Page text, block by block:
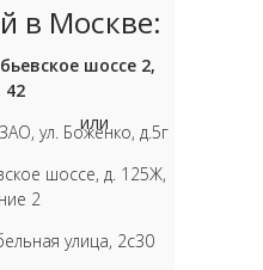
в Москве:
шоссе 2,
42
ул. Боженко, д.5г
шоссе, д. 125Ж,
2
улица, 2с30
или